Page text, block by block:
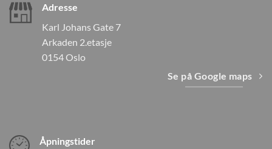
Adresse
Karl Johans Gate 7
Arkaden 2.etasje
0154 Oslo
Se på Google maps
Åpningstider